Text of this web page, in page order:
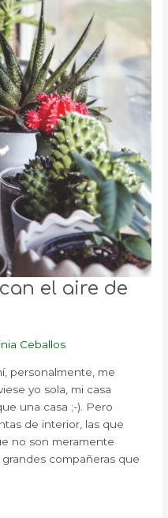
el aire de
Ceballos
personalmente, me
yo sola, mi casa
una casa ;-). Pero
de interior, las que
no son meramente
compañeras que